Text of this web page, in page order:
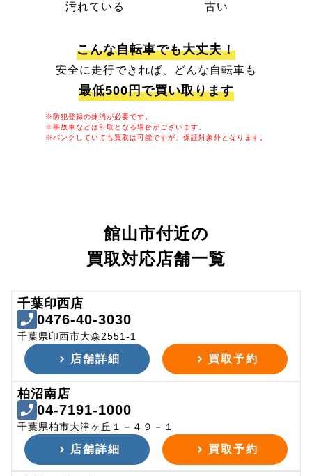
汚れている 古い
こんな自転車でも大丈夫！
安全に走行できれば、どんな自転車も
最低500円で買い取ります
※防犯登録の抹消が必要です。
※事故車などは引取となる場合がございます。
※パンクしていても買取は可能ですが、保証対象外となります。
館山市付近の
買取対応店舗一覧
千葉印西店
0476-40-3030
千葉県印西市大森2551-1
店舗詳細 買取予約
柏沼南店
04-7191-1000
千葉県柏市大津ヶ丘１－４９－１
店舗詳細 買取予約